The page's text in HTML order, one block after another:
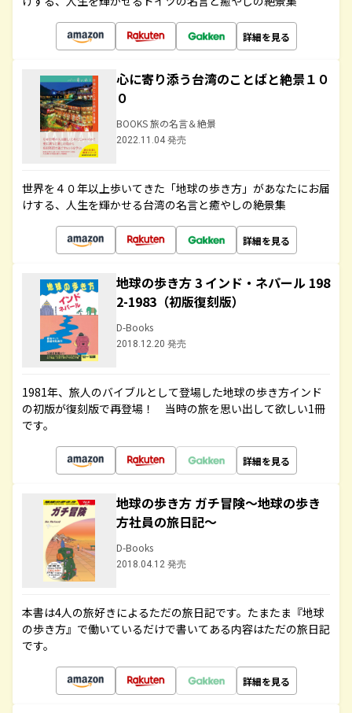
詳細を見る
心に寄り添う台湾のことばと絶景１０
０
BOOKS 旅の名言＆絶景
2022.11.04 発売
世界を４０年以上歩いてきた「地球の歩き方」があなたにお届
けする、人生を輝かせる台湾の名言と癒やしの絶景集
詳細を見る
地球の歩き方 3 インド・ネパール 198
2-1983（初版復刻版）
D-Books
2018.12.20 発売
1981年、旅人のバイブルとして登場した地球の歩き方インド
の初版が復刻版で再登場！ 当時の旅を思い出して欲しい1冊
です。
詳細を見る
地球の歩き方 ガチ冒険～地球の歩き
方社員の旅日記～
D-Books
2018.04.12 発売
本書は4人の旅好きによるただの旅日記です。たまたま『地球
の歩き方』で働いているだけで書いてある内容はただの旅日記
です。
詳細を見る